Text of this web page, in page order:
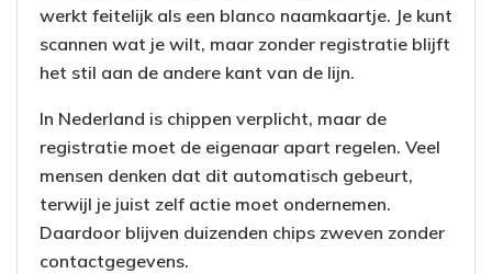
werkt feitelijk als een blanco naamkaartje. Je kunt
scannen wat je wilt, maar zonder registratie blijft
het stil aan de andere kant van de lijn.
In Nederland is chippen verplicht, maar de
registratie moet de eigenaar apart regelen. Veel
mensen denken dat dit automatisch gebeurt,
terwijl je juist zelf actie moet ondernemen.
Daardoor blijven duizenden chips zweven zonder
contactgegevens.